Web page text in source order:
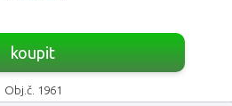
koupit
Obj.č. 1961